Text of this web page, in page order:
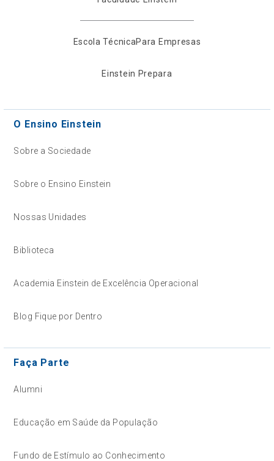
Escola TécnicaPara Empresas
Einstein Prepara
O Ensino Einstein
Sobre a Sociedade
Sobre o Ensino Einstein
Nossas Unidades
Biblioteca
Academia Einstein de Excelência Operacional
Blog Fique por Dentro
Faça Parte
Alumni
Educação em Saúde da População
Fundo de Estímulo ao Conhecimento